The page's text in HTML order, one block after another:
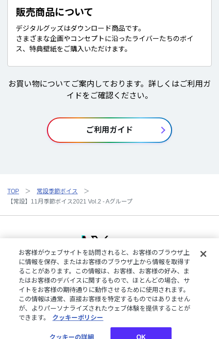
販売商品について
デジタルグッズはダウンロード商品です。
さまざまな企画やコンセプトに沿ったライバーたちのボイ
ス、特典壁紙をご購入いただけます。
お買い物についてご案内しております。詳しくはご利用ガ
イドをご確認ください。
ご利用ガイド
TOP
常設季節ボイス
【常設】11月季節ボイス2021 Vol.2 - Aグループ
ご利用規約プライバシーポリシー
特定商取引法に基づく表記
ご利用ガイドよくある質問お問い合わせにじさんじ公式サイト
クッキーの詳細
©︎ANYCOLOR, Inc.
お客様がウェブサイトを訪問されると、お客様のブラウザ上
に情報を保存、またはお客様のブラウザ上から情報を取得す
ることがあります。この情報は、お客様、お客様の好み、ま
たはお客様のデバイスに関するもので、ほとんどの場合、サ
イトをお客様の期待通りに動作させるために使用されます。
この情報は通常、直接お客様を特定するものではありません
が、よりパーソナライズされたウェブ体験を提供することが
できます。
クッキーポリシー
クッキーの詳細 OK